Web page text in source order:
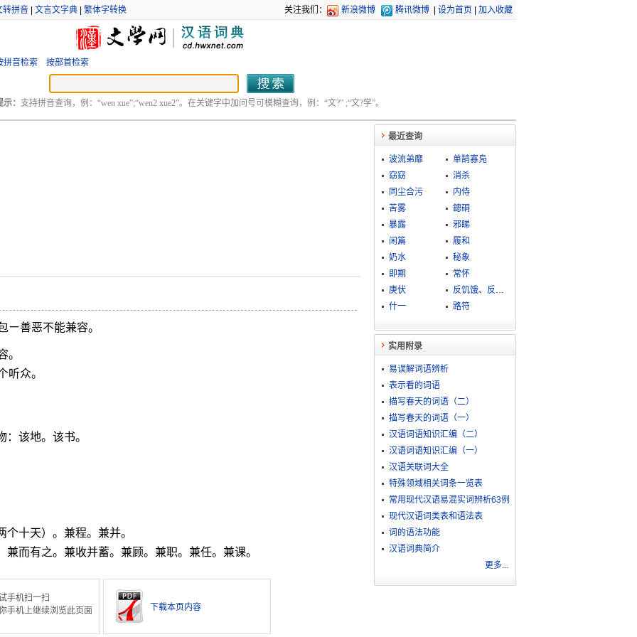
转拼音| 文言文字典| 繁体字转换 关注我们： 新浪微博 腾讯微博 设为首页 加入收藏
拼音检索 按部首检索
示： 支持拼音查询，例：“wen xue”;“wen2 xue2”。在关键字中加问号可模糊查询，例：“文?” ;“文?学”。
ㄧ善恶不能兼容。
。
众。
该地。该书。
十天）。兼程。兼并。
而有之。兼收并蓄。兼顾。兼职。兼任。兼课。
手机扫一扫
手机上继续浏览此页面
下载本页内容
最近查询
波流弟靡
单鹄寡凫
窈窈
消杀
同尘合污
内侍
苦雾
鏓硐
暴露
邪睇
闲篇
履和
奶水
秘象
即期
常怀
庚伏
反饥饿、反内战、反迫害运动
什一
路符
实用附录
易误解词语辨析
表示看的词语
描写春天的词语（二）
描写春天的词语（一）
汉语词语知识汇编（二）
汉语词语知识汇编（一）
汉语关联词大全
特殊领域相关词条一览表
常用现代汉语易混实词辨析63例
现代汉语词类表和语法表
词的语法功能
汉语词典简介
更多...